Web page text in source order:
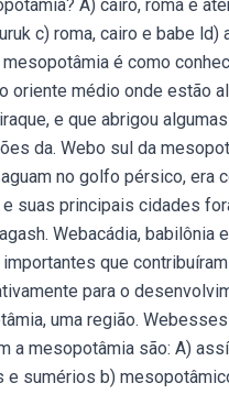
A) cairo, roma e
c) roma, cairo e babe ld)
mesopotâmia é como
oriente médio onde estão
e que abrigou
da. Webo sul da
no golfo pérsico, era
suas principais cidades
Webacádia, babilônia
que contribuíram
para o
uma região.
a mesopotâmia são: A)
e sumérios b)